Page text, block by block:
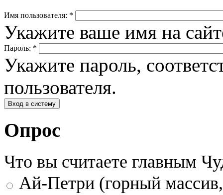
Имя пользователя: *
Укажите ваше имя на
Пароль: *
Укажите пароль,
пользователя.
Опрос
Что вы считаете главным
Ай-Петри (горный